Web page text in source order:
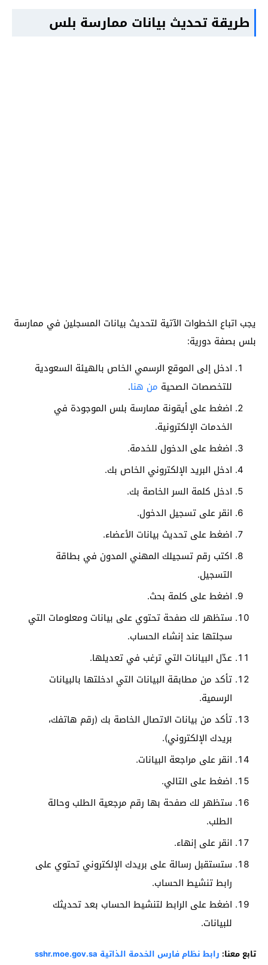
طريقة تحديث بيانات ممارسة بلس
يجب اتباع الخطوات الآتية لتحديث بيانات المسجلين في ممارسة
بلس بصفة دورية:
ادخل إلى الموقع الرسمي الخاص بالهيئة السعودية
للتخصصات الصحية من هنا.
اضغط على أيقونة ممارسة بلس الموجودة في
الخدمات الإلكترونية.
اضغط على الدخول للخدمة.
ادخل البريد الإلكتروني الخاص بك.
ادخل كلمة السر الخاصة بك.
انقر على تسجيل الدخول.
اضغط على تحديث بيانات الأعضاء.
اكتب رقم تسجيلك المهني المدون في بطاقة
التسجيل.
اضغط على كلمة بحث.
ستظهر لك صفحة تحتوي على بيانات ومعلومات التي
سجلتها عند إنشاء الحساب.
عدّل البيانات التي ترغب في تعديلها.
تأكد من مطابقة البيانات التي ادخلتها بالبيانات
الرسمية.
تأكد من بيانات الاتصال الخاصة بك (رقم هاتفك،
بريدك الإلكتروني).
انقر على مراجعة البيانات.
اضغط على التالي.
ستظهر لك صفحة بها رقم مرجعية الطلب وحالة
الطلب.
انقر على إنهاء.
ستستقبل رسالة على بريدك الإلكتروني تحتوي على
رابط تنشيط الحساب.
اضغط على الرابط لتنشيط الحساب بعد تحديثك
للبيانات.
تابع معنا: رابط نظام فارس الخدمة الذاتية sshr.moe.gov.sa